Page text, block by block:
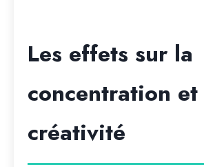
Les effets sur la
concentration et
créativité